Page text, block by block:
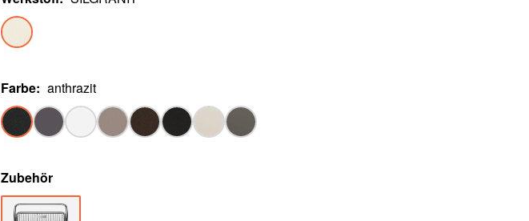
Farbe: anthrazit
Zubehör